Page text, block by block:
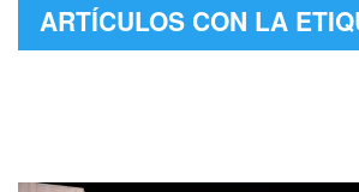
ARTÍCULOS CON LA